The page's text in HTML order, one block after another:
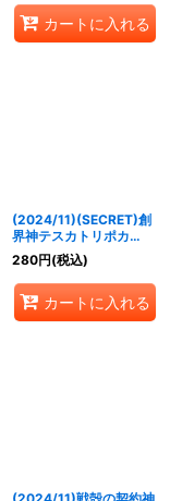
カートに入れる
(2024/11)(SECRET)創
界神テスカトリポカ
(BSC44収録)【X-
SEC】{BS61-X09}
《白》
280円(税込)
カートに入れる